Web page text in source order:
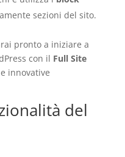
sezioni del sito.
pronto a iniziare a
con il Full Site
innovative
del